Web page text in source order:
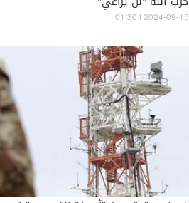
01:30 | 2024-09-15